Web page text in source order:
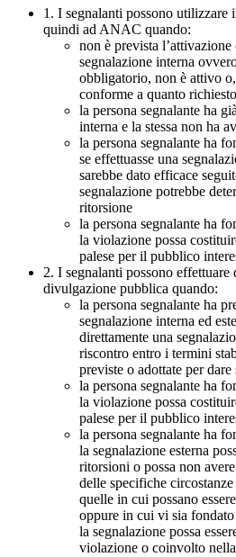
1. I segnalanti possono utilizzare
quindi ad ANAC quando:
non è prevista
segnalazione interna
obbligatorio, non è attivo
conforme a quanto
la persona segnalante ha
interna e la stessa non ha
la persona segnalante ha
se effettuasse una
sarebbe dato efficace
segnalazione potrebbe
ritorsione
la persona segnalante ha
la violazione possa
palese per il pubblico
2. I segnalanti possono effettuare
divulgazione pubblica quando:
la persona segnalante ha
segnalazione interna ed
direttamente una
riscontro entro i termini
previste o adottate per
la persona segnalante ha
la violazione possa
palese per il pubblico
la persona segnalante ha
la segnalazione esterna
ritorsioni o possa non
delle specifiche
quelle in cui possano
oppure in cui vi sia
la segnalazione possa
violazione o coinvolto